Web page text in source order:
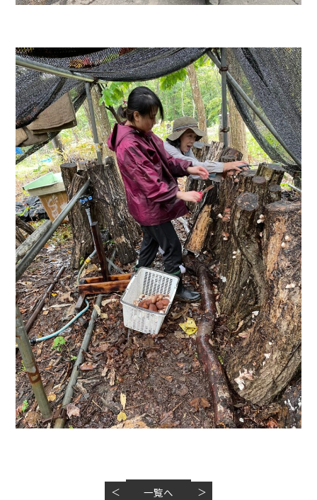
＜ 一覧へ ＞